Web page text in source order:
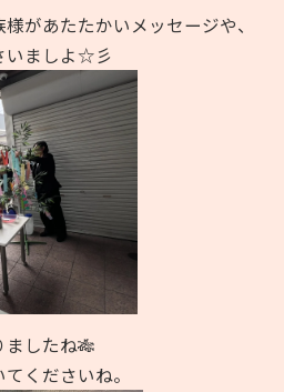
があたたかいメッセージや、
いましよ☆彡
ましたね🎋
くださいね。